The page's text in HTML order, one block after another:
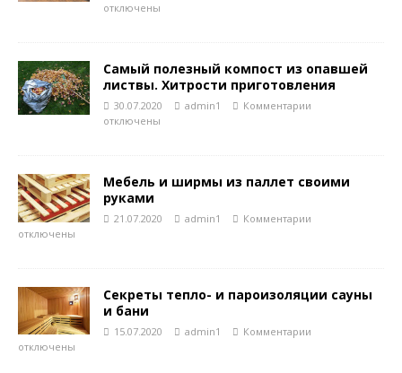
отключены
Самый полезный компост из опавшей
листвы. Хитрости приготовления
30.07.2020 admin1
Комментарии
отключены
Мебель и ширмы из паллет своими
руками
21.07.2020 admin1
Комментарии
отключены
Секреты тепло- и пароизоляции сауны
и бани
15.07.2020 admin1
Комментарии
отключены